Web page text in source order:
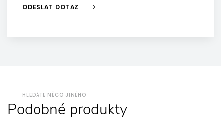
ODESLAT DOTAZ
HLEDÁTE NĚCO JINÉHO
Podobné produkty